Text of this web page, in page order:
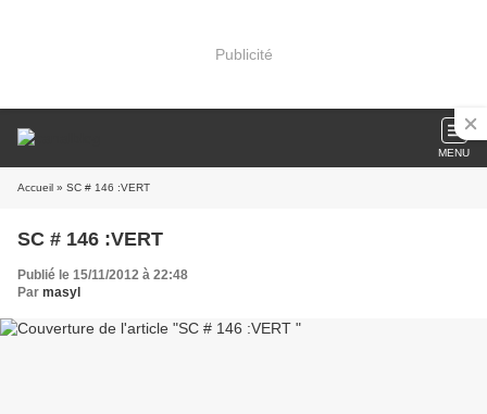
Publicité
MENU
Accueil » SC # 146 :VERT
SC # 146 :VERT
Publié le 15/11/2012 à 22:48
Par masyl